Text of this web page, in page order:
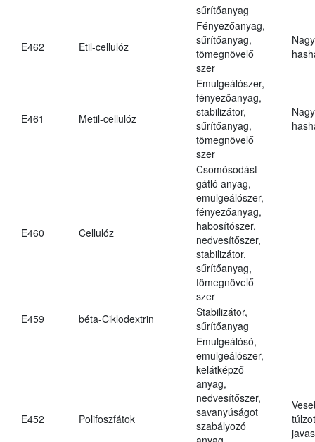
sűrítőanyag
E462 Etil-cellulóz
Fényezőanyag,
sűrítőanyag,
tömegnövelő
szer
E461 Metil-cellulóz
Emulgeálószer,
fényezőanyag,
stabilizátor,
sűrítőanyag,
tömegnövelő
szer
E460 Cellulóz
Csomósodást
gátló anyag,
emulgeálószer,
fényezőanyag,
habosítószer,
nedvesítőszer,
stabilizátor,
sűrítőanyag,
tömegnövelő
szer
E459
béta-Ciklodextrin
Stabilizátor,
sűrítőanyag
E452 Polifoszfátok
Emulgeálósó,
emulgeálószer,
kelátképző
anyag,
nedvesítőszer,
savanyúságot
szabályozó